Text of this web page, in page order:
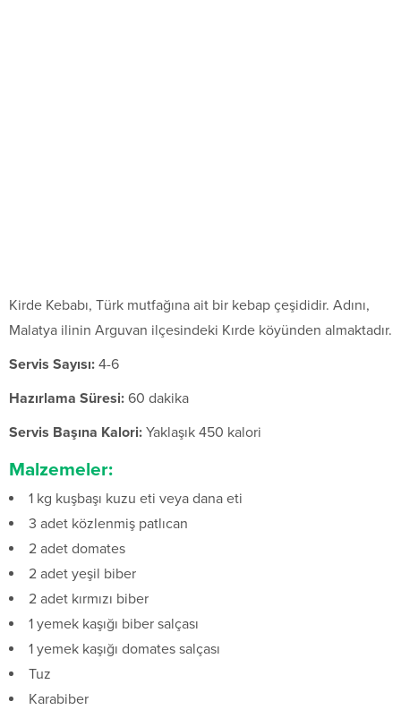
Kirde Kebabı, Türk mutfağına ait bir kebap çeşididir. Adını,
Malatya ilinin Arguvan ilçesindeki Kırde köyünden almaktadır.
Servis Sayısı: 4-6
Hazırlama Süresi: 60 dakika
Servis Başına Kalori: Yaklaşık 450 kalori
Malzemeler:
1 kg kuşbaşı kuzu eti veya dana eti
3 adet közlenmiş patlıcan
2 adet domates
2 adet yeşil biber
2 adet kırmızı biber
1 yemek kaşığı biber salçası
1 yemek kaşığı domates salçası
Tuz
Karabiber